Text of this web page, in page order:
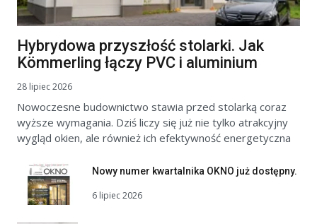
Hybrydowa przyszłość stolarki. Jak
Kömmerling łączy PVC i aluminium
28 lipiec 2026
Nowoczesne budownictwo stawia przed stolarką coraz
wyższe wymagania. Dziś liczy się już nie tylko atrakcyjny
wygląd okien, ale również ich efektywność energetyczna
Nowy numer kwartalnika OKNO już dostępny.
6 lipiec 2026